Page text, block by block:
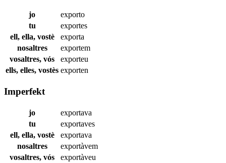
jo
exporto
tu
exportes
ell, ella, vostè
exporta
nosaltres
exportem
vosaltres, vós
exporteu
ells, elles, vostès exporten
Imperfekt
jo
exportava
tu
exportaves
ell, ella, vostè
exportava
nosaltres
exportàvem
vosaltres, vós
exportàveu